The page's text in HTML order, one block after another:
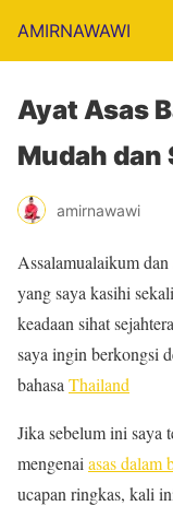
AMIRNAWAWI
Ayat Asas
Mudah dan
amirnawawi
Assalamualaikum dan
yang saya kasihi
keadaan sihat
saya ingin berkongsi
bahasa Thailand
Jika sebelum ini saya
mengenai asas dalam
ucapan ringkas, kali